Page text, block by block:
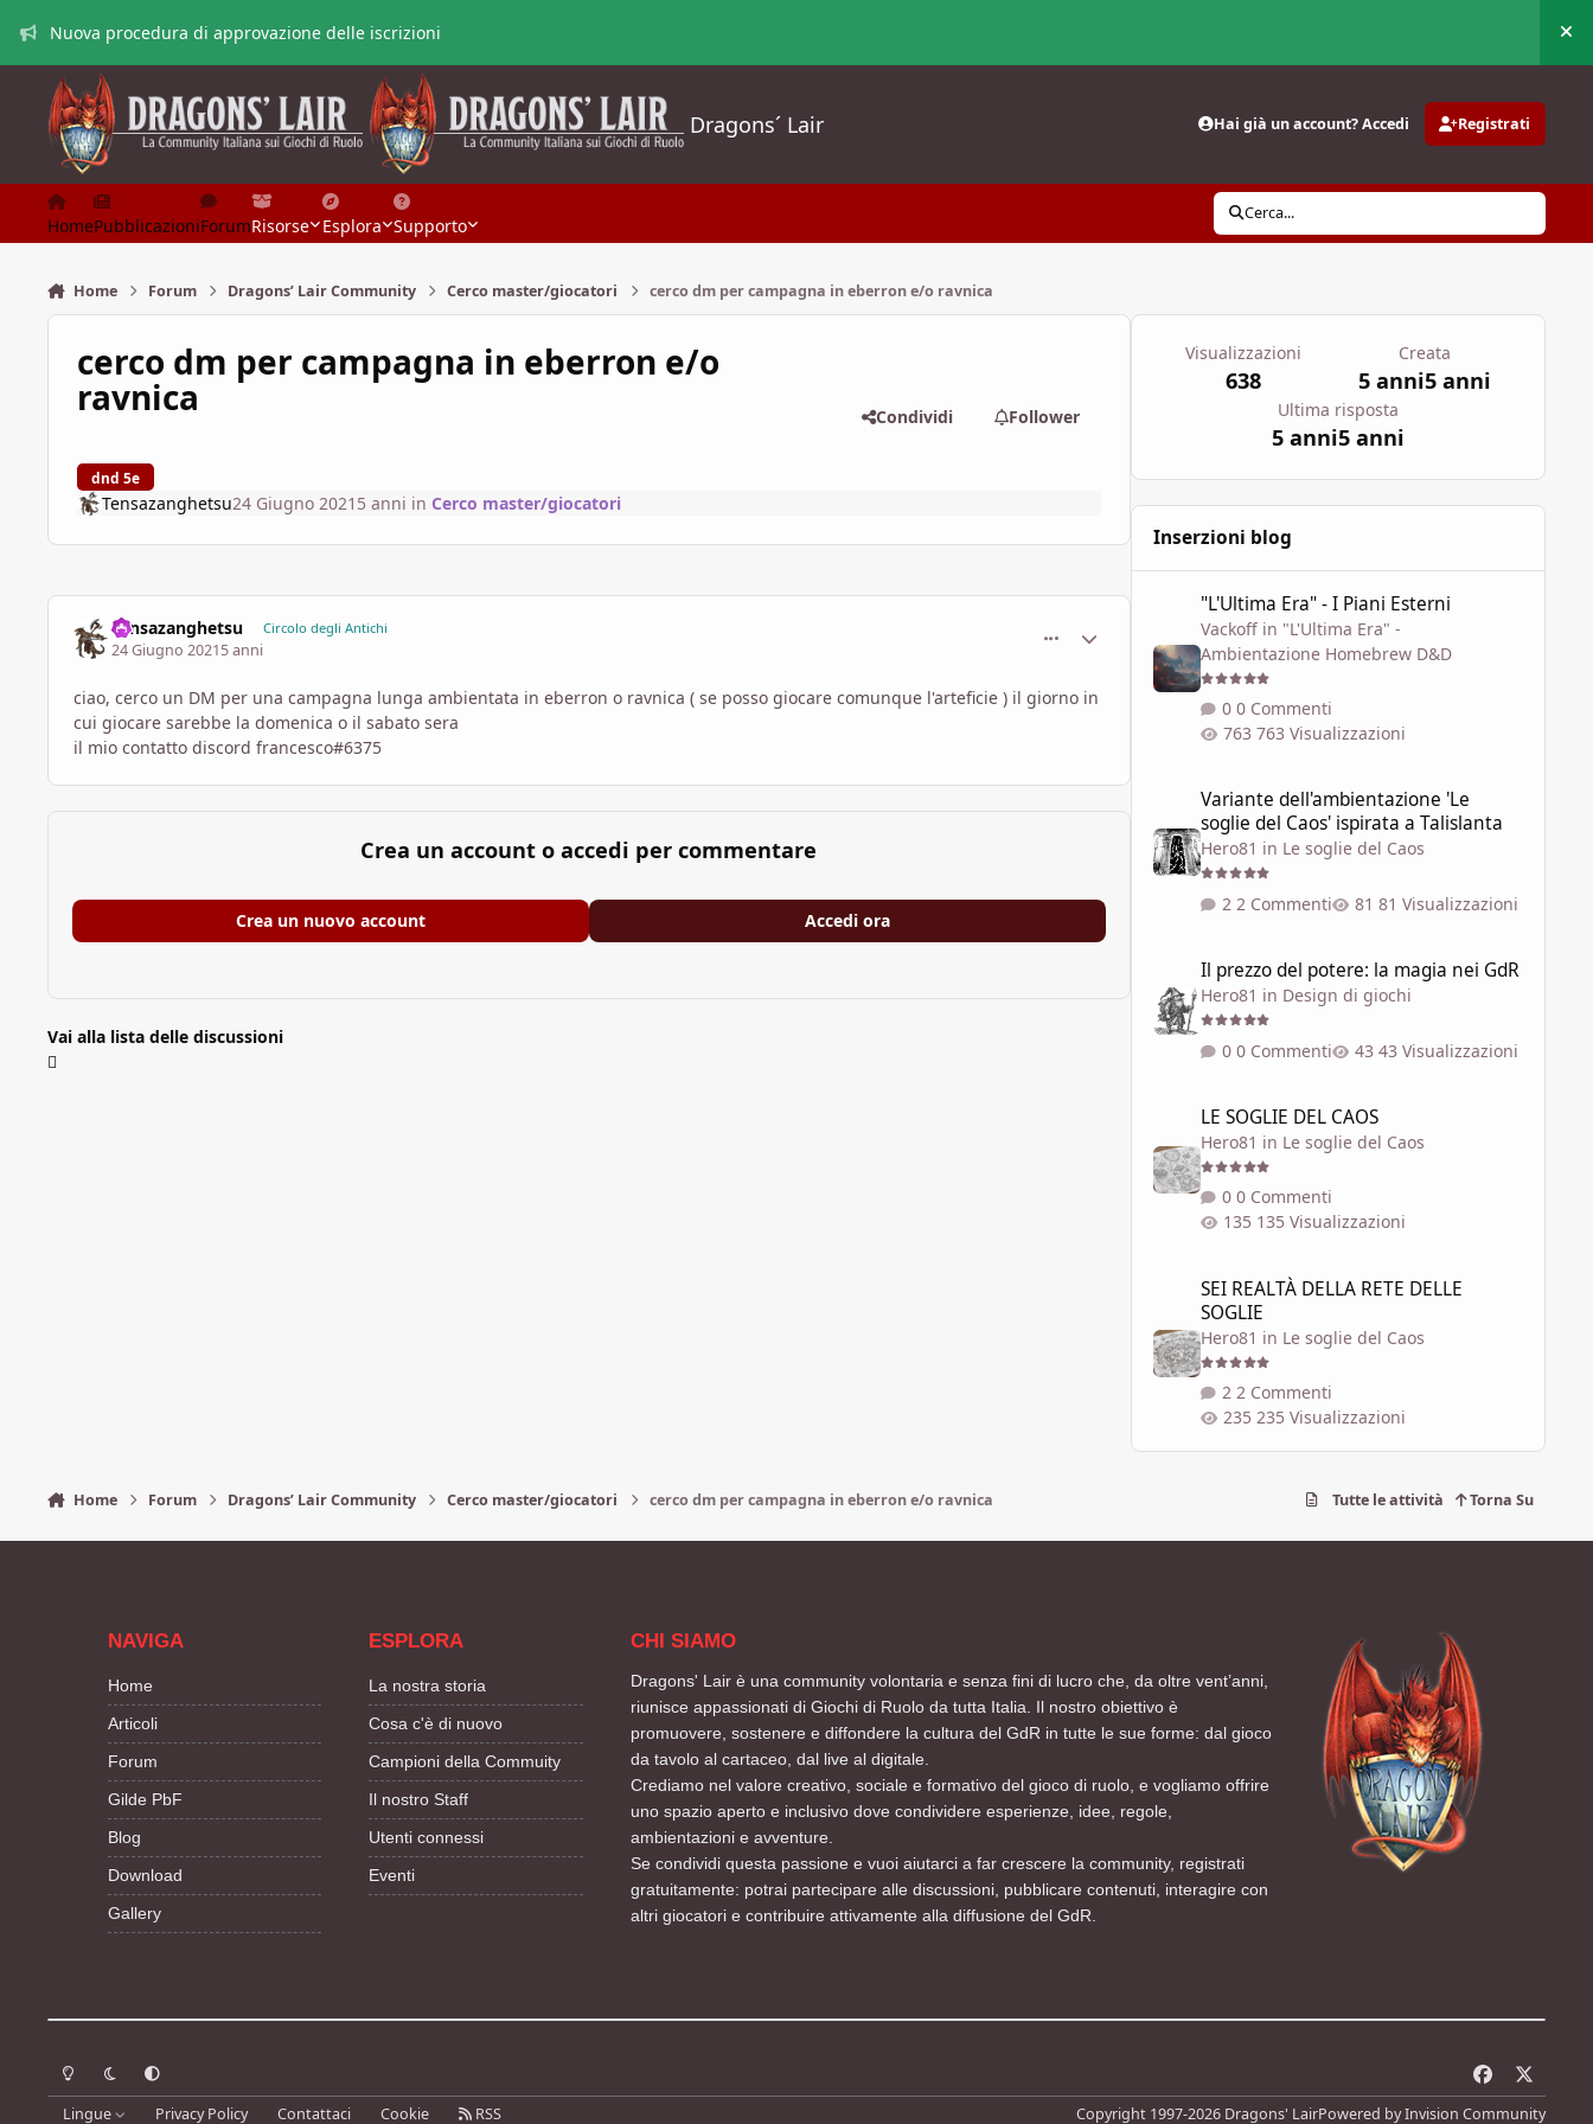
Nuova procedura di approvazione delle iscrizioni
Dragons´ Lair Hai già un account? Accedi Registrati
HomePubblicazioniForumRisorse Esplora Supporto
Cerca...
Home Forum Dragons’ Lair Community Cerco master/giocatori cerco dm per campagna in eberron e/o ravnica
cerco dm per campagna in eberron e/o
ravnica
dnd 5e
Condividi Follower
Tensazanghetsu24 Giugno 2021 5 anni in Cerco master/giocatori
Tensazanghetsu Circolo degli Antichi
24 Giugno 20215 anni
Statistiche Autore
ciao, cerco un DM per una campagna lunga ambientata in eberron o ravnica ( se posso giocare comunque l'arteficie ) il giorno in
cui giocare sarebbe la domenica o il sabato sera
il mio contatto discord francesco#6375
Crea un account o accedi per commentare
Crea un nuovo account Accedi ora
Vai alla lista delle discussioni
Visualizzazioni
638
Creata
5 anni5 anni
Ultima risposta
5 anni5 anni
Inserzioni blog
"L'Ultima Era" - I Piani Esterni
Vackoffin "L'Ultima Era" -
Ambientazione Homebrew D&D
0 Commenti
763 Visualizzazioni
Variante dell'ambientazione 'Le soglie del Caos' ispirata a
Variante dell'ambientazione 'Le
soglie del Caos' ispirata a Talislanta
Hero81 in Le soglie del Caos
2 Commenti 81 Visualizzazioni
Il prezzo del potere: la magia nei GdR
Hero81 in Design di giochi
0 Commenti 43 Visualizzazioni
LE SOGLIE DEL CAOS
Hero81 in Le soglie del Caos
0 Commenti
135 Visualizzazioni
SEI REALTÀ DELLA RETE DELLE
SOGLIE
Hero81 in Le soglie del Caos
2 Commenti
235 Visualizzazioni
Home Forum Dragons’ Lair Community Cerco master/giocatori cerco dm per campagna in eberron e/o ravnica Tutte le attività Torna Su
NAVIGA
Home
Articoli
Forum
Gilde PbF
Blog
Download
Gallery
ESPLORA
La nostra storia
Cosa c'è di nuovo
Campioni della Commuity
Il nostro Staff
Utenti connessi
Eventi
CHI SIAMO
Dragons' Lair è una community volontaria e senza fini di lucro che, da oltre vent’anni,
riunisce appassionati di Giochi di Ruolo da tutta Italia. Il nostro obiettivo è
promuovere, sostenere e diffondere la cultura del GdR in tutte le sue forme: dal gioco
da tavolo al cartaceo, dal live al digitale.
Crediamo nel valore creativo, sociale e formativo del gioco di ruolo, e vogliamo offrire
uno spazio aperto e inclusivo dove condividere esperienze, idee, regole,
ambientazioni e avventure.
Se condividi questa passione e vuoi aiutarci a far crescere la community, registrati
gratuitamente: potrai partecipare alle discussioni, pubblicare contenuti, interagire con
altri giocatori e contribuire attivamente alla diffusione del GdR.
Modalità chiara
Modalità scuraSegui la preferenza del sistema
a
Lingue Privacy Policy Contattaci Cookie RSS Copyright 1997-2026 Dragons' LairPowered byInvision Community